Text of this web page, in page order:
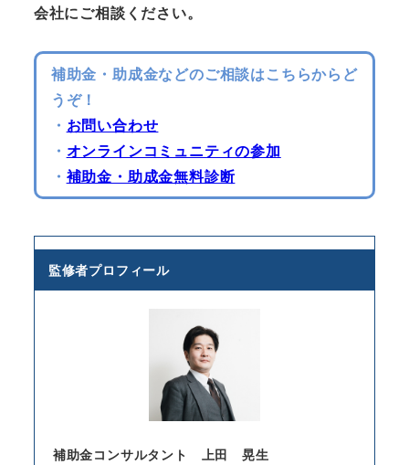
会社にご相談ください。
補助金・助成金などのご相談はこちらからど
うぞ！
・ お問い合わせ
・ オンラインコミュニティの参加
・ 補助金・助成金無料診断
監修者プロフィール
補助金コンサルタント 上田 晃生